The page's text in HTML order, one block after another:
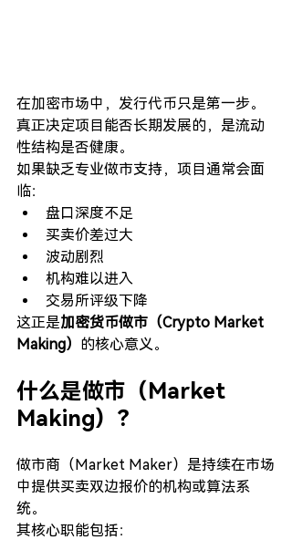
在加密市场中，发行代币只是第一步。
真正决定项目能否长期发展的，是流动
性结构是否健康。
如果缺乏专业做市支持，项目通常会面
临：
盘口深度不足
买卖价差过大
波动剧烈
机构难以进入
交易所评级下降
这正是加密货币做市（Crypto Market
Making） 的核心意义。
什么是做市（Market
Making）？
做市商（Market Maker）是持续在市场
中提供买卖双边报价的机构或算法系
统。
其核心职能包括：